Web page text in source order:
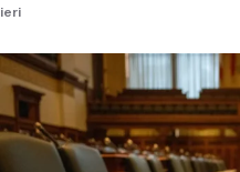
ieri